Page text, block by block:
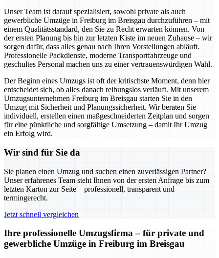
Unser Team ist darauf spezialisiert, sowohl private als auch
gewerbliche Umzüge in Freiburg im Breisgau durchzuführen – mit
einem Qualitätsstandard, den Sie zu Recht erwarten können. Von
der ersten Planung bis hin zur letzten Kiste im neuen Zuhause – wir
sorgen dafür, dass alles genau nach Ihren Vorstellungen abläuft.
Professionelle Packdienste, moderne Transportfahrzeuge und
geschultes Personal machen uns zu einer vertrauenswürdigen Wahl.
Der Beginn eines Umzugs ist oft der kritischste Moment, denn hier
entscheidet sich, ob alles danach reibungslos verläuft. Mit unserem
Umzugsunternehmen Freiburg im Breisgau starten Sie in den
Umzug mit Sicherheit und Planungssicherheit. Wir beraten Sie
individuell, erstellen einen maßgeschneiderten Zeitplan und sorgen
für eine pünktliche und sorgfältige Umsetzung – damit Ihr Umzug
ein Erfolg wird.
Wir sind für Sie da
Sie planen einen Umzug und suchen einen zuverlässigen Partner?
Unser erfahrenes Team steht Ihnen von der ersten Anfrage bis zum
letzten Karton zur Seite – professionell, transparent und
termingerecht.
Jetzt schnell vergleichen
Ihre professionelle Umzugsfirma – für private und
gewerbliche Umzüge in Freiburg im Breisgau